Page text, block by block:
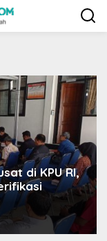
di KPU RI,